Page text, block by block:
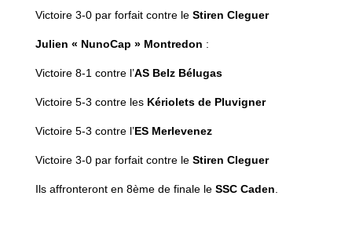
Victoire 3-0 par forfait contre le Stiren Cleguer
Julien « NunoCap » Montredon :
Victoire 8-1 contre l’AS Belz Bélugas
Victoire 5-3 contre les Kériolets de Pluvigner
Victoire 5-3 contre l’ES Merlevenez
Victoire 3-0 par forfait contre le Stiren Cleguer
Ils affronteront en 8ème de finale le SSC Caden